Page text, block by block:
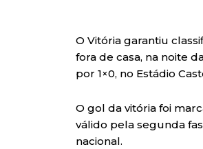
O Vitória garantiu
fora de casa, na noite
por 1×0, no Estádio
O gol da vitória foi
válido pela segunda
nacional.